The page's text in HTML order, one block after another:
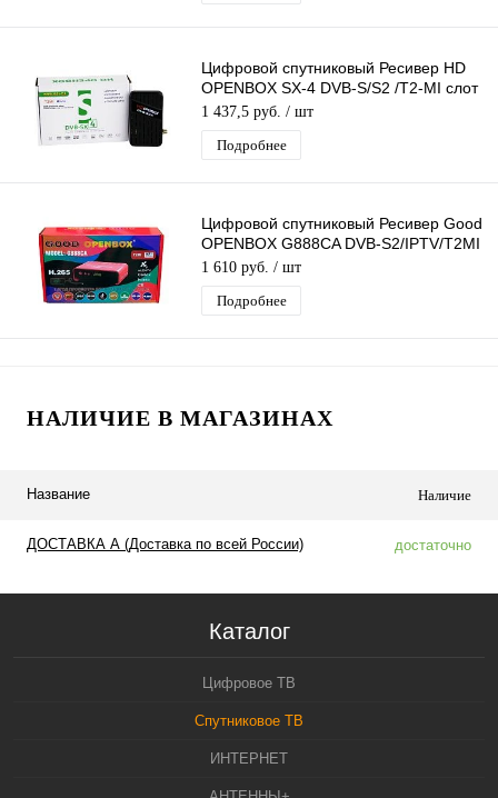
Цифровой спутниковый Ресивер HD
OPENBOX SX-4 DVB-S/S2 /T2-MI слот
для карты, USB поддержка 3G
модема
1 437,5 руб. / шт
Подробнее
Цифровой спутниковый Ресивер Good
OPENBOX G888CA DVB-S2/IPTV/T2MI
слот для карты,поддержка 3G модема
1 610 руб. / шт
Подробнее
НАЛИЧИЕ В МАГАЗИНАХ
Название Наличие
ДОСТАВКА А (Доставка по всей России) достаточно
Каталог
Цифровое ТВ
Спутниковое ТВ
ИНТЕРНЕТ